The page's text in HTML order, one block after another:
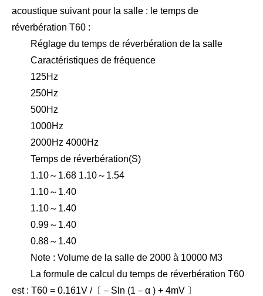
acoustique suivant pour la salle : le temps de
réverbération T60 :
Réglage du temps de réverbération de la salle
Caractéristiques de fréquence
125Hz
250Hz
500Hz
1000Hz
2000Hz 4000Hz
Temps de réverbération(S)
1.10～1.68 1.10～1.54
1.10～1.40
1.10～1.40
0.99～1.40
0.88～1.40
Note : Volume de la salle de 2000 à 10000 M3
La formule de calcul du temps de réverbération T60
est : T60 = 0.161V /〔－Sln (1－α ) + 4mV 〕